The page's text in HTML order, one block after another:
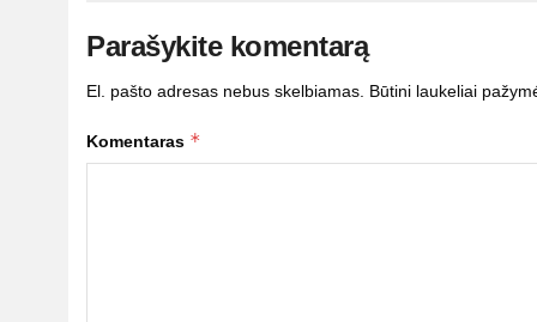
Parašykite komentarą
El. pašto adresas nebus skelbiamas. Būtini laukeliai
Komentaras *